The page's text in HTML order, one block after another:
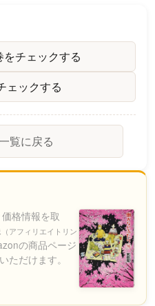
チェックする
ェックする
覧に戻る
格情報を取
（アフィリエイトリン
の商品ページ
ただけます。